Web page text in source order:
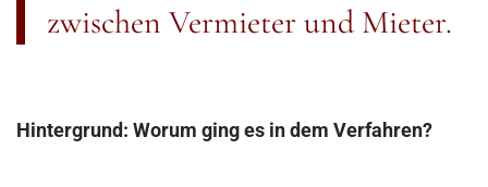
zwischen Vermieter und Mieter.
Hintergrund: Worum ging es in dem Verfahren?